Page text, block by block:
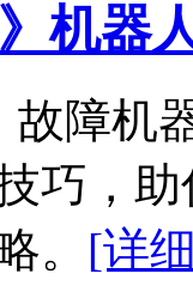
机器
故障
巧，
。 [详